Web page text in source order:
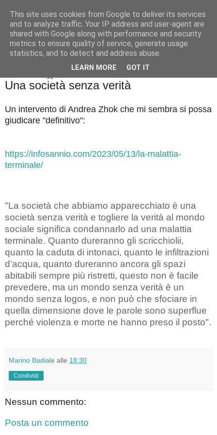
Badiale & Tringali
Una società senza verità
Un intervento di Andrea Zhok che mi sembra si possa
giudicare "definitivo":
https://infosannio.com/2023/05/13/la-malattia-
terminale/
"La società che abbiamo apparecchiato è una
società senza verità e togliere la verità al mondo
sociale significa condannarlo ad una malattia
terminale. Quanto dureranno gli scricchiolii,
quanto la caduta di intonaci, quanto le infiltrazioni
d’acqua, quanto dureranno ancora gli spazi
abitabili sempre più ristretti, questo non è facile
prevedere, ma un mondo senza verità è un
mondo senza logos, e non può che sfociare in
quella dimensione dove le parole sono superflue
perché violenza e morte ne hanno preso il posto".
Marino Badiale alle 18:30
Condividi
Nessun commento:
Posta un commento
This site uses cookies from Google to deliver its services
and to analyze traffic. Your IP address and user-agent are
shared with Google along with performance and security
metrics to ensure quality of service, generate usage
statistics, and to detect and address abuse.
LEARN MORE GOT IT